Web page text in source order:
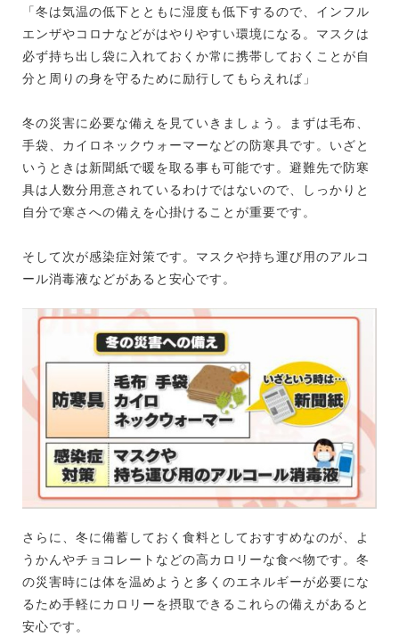
「冬は気温の低下とともに湿度も低下するので、インフル
エンザやコロナなどがはやりやすい環境になる。マスクは
必ず持ち出し袋に入れておくか常に携帯しておくことが自
分と周りの身を守るために励行してもらえれば」
冬の災害に必要な備えを見ていきましょう。まずは毛布、
手袋、カイロネックウォーマーなどの防寒具です。いざと
いうときは新聞紙で暖を取る事も可能です。避難先で防寒
具は人数分用意されているわけではないので、しっかりと
自分で寒さへの備えを心掛けることが重要です。
そして次が感染症対策です。マスクや持ち運び用のアルコ
ール消毒液などがあると安心です。
さらに、冬に備蓄しておく食料としておすすめなのが、よ
うかんやチョコレートなどの高カロリーな食べ物です。冬
の災害時には体を温めようと多くのエネルギーが必要にな
るため手軽にカロリーを摂取できるこれらの備えがあると
安心です。